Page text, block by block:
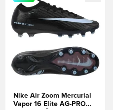
Nike Air Zoom Mercurial
Vapor 16 Elite AG-PRO